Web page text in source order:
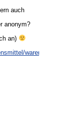
auch
anonym?
an)
warengruppen/